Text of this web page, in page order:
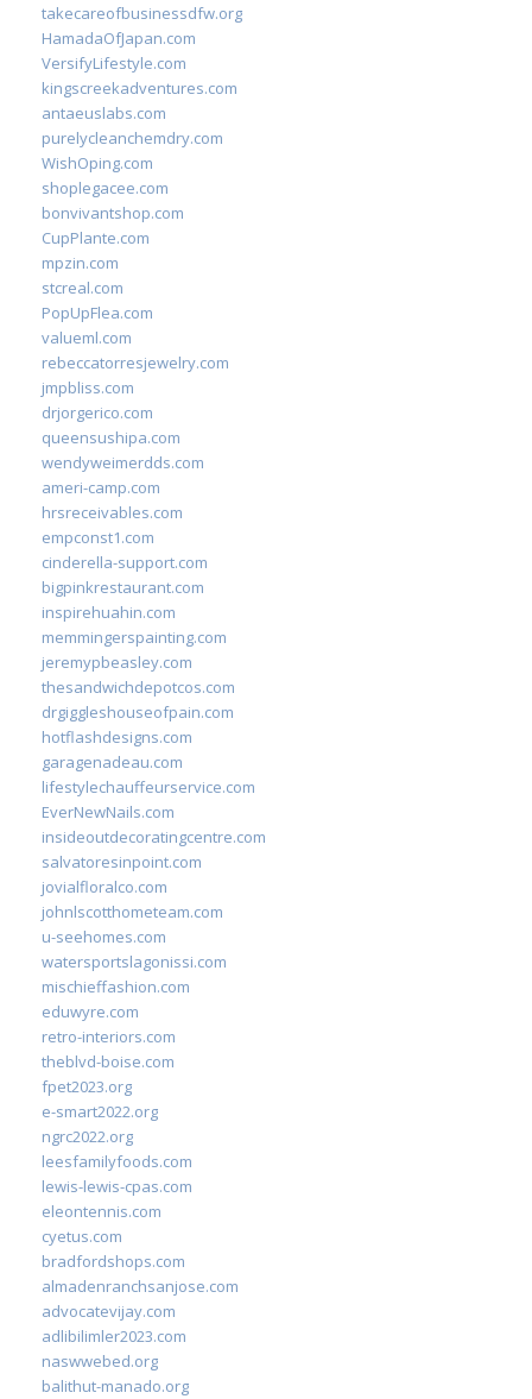
takecareofbusinessdfw.org
HamadaOfJapan.com
VersifyLifestyle.com
kingscreekadventures.com
antaeuslabs.com
purelycleanchemdry.com
WishOping.com
shoplegacee.com
bonvivantshop.com
CupPlante.com
mpzin.com
stcreal.com
PopUpFlea.com
valueml.com
rebeccatorresjewelry.com
jmpbliss.com
drjorgerico.com
queensushipa.com
wendyweimerdds.com
ameri-camp.com
hrsreceivables.com
empconst1.com
cinderella-support.com
bigpinkrestaurant.com
inspirehuahin.com
memmingerspainting.com
jeremypbeasley.com
thesandwichdepotcos.com
drgiggleshouseofpain.com
hotflashdesigns.com
garagenadeau.com
lifestylechauffeurservice.com
EverNewNails.com
insideoutdecoratingcentre.com
salvatoresinpoint.com
jovialfloralco.com
johnlscotthometeam.com
u-seehomes.com
watersportslagonissi.com
mischieffashion.com
eduwyre.com
retro-interiors.com
theblvd-boise.com
fpet2023.org
e-smart2022.org
ngrc2022.org
leesfamilyfoods.com
lewis-lewis-cpas.com
eleontennis.com
cyetus.com
bradfordshops.com
almadenranchsanjose.com
advocatevijay.com
adlibilimler2023.com
naswwebed.org
balithut-manado.org